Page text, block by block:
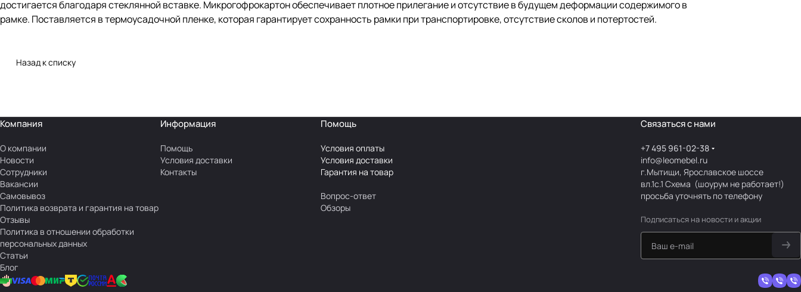
достигается благодаря стеклянной вставке. Микрогофрокартон обеспечивает плотное прилегание и отсутствие в будущем деформации содержимого в
рамке. Поставляется в термоусадочной пленке, которая гарантирует сохранность рамки при транспортировке, отсутствие сколов и потертостей.
Назад к списку
Компания
О компании
Новости
Сотрудники
Вакансии
Самовывоз
Политика возврата и гарантия на товар
Отзывы
Политика в отношении обработки
персональных данных
Статьи
Блог
Информация
Помощь
Условия доставки
Контакты
Помощь
Условия оплаты
Условия доставки
Гарантия на товар
Вопрос-ответ
Обзоры
Связаться с нами
+7 495 961-02-38
info@leomebel.ru
г.Мытищи, Ярославское шоссе
вл.1с.1Схема (шоурум не работает!)
просьба уточнять по телефону
Подписаться на новости и акции